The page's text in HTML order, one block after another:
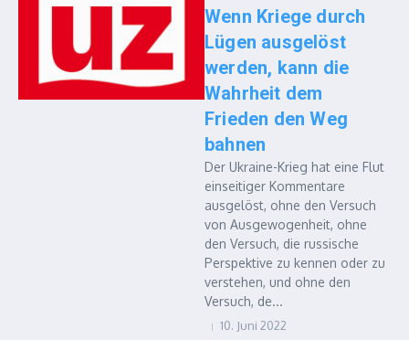
Wenn Kriege durch
Lügen ausgelöst
werden, kann die
Wahrheit dem
Frieden den Weg
bahnen
Der Ukraine-Krieg hat eine Flut
einseitiger Kommentare
ausgelöst, ohne den Versuch
von Ausgewogenheit, ohne
den Versuch, die russische
Perspektive zu kennen oder zu
verstehen, und ohne den
Versuch, de...
10. Juni 2022